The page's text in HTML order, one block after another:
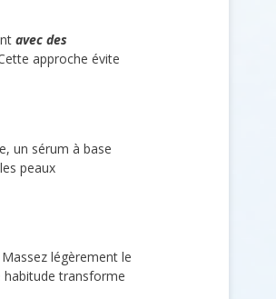
avec des
approche évite
un sérum à base
peaux
légèrement le
habitude transforme